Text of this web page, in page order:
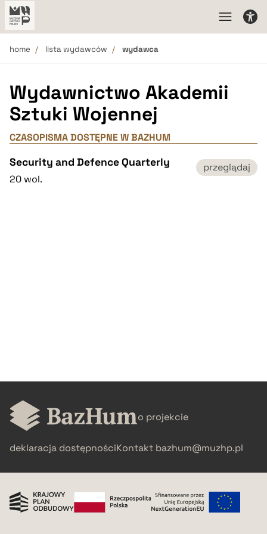
home lista wydawców wydawca
Wydawnictwo Akademii
Sztuki Wojennej
CZASOPISMA DOSTĘPNE W BAZHUM
Security and Defence Quarterly
20 wol.
przeglądaj
o projekcie
deklaracja dostępnościKontakt bazhum@muzhp.pl